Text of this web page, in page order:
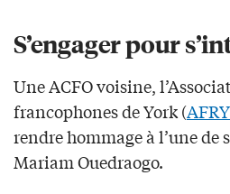
S’engager pour
Une ACFO voisine,
francophones de York (AFRY
rendre hommage à l’une de
Mariam Ouedraogo.